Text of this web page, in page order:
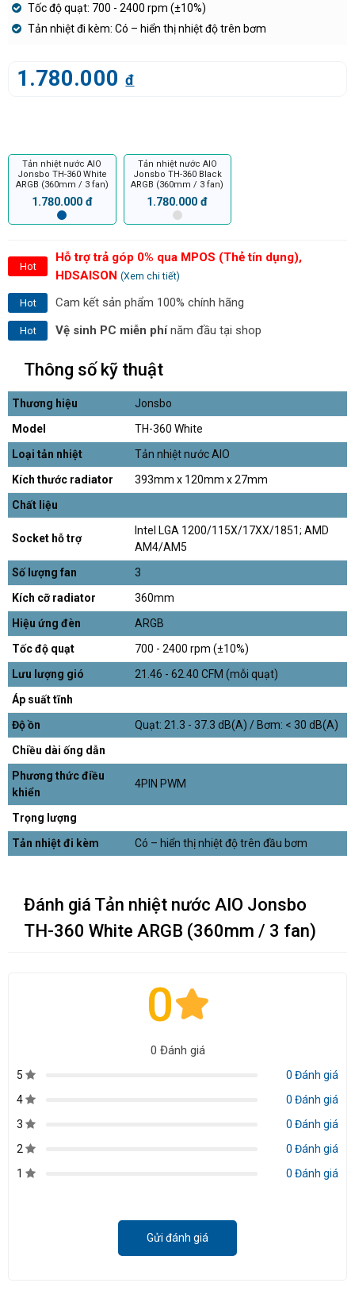
Tốc độ quạt: 700 - 2400 rpm (±10%)
Tản nhiệt đi kèm: Có – hiển thị nhiệt độ trên bơm
1.780.000 đ
Tản nhiệt nước AIO
Jonsbo TH-360 White
ARGB (360mm / 3 fan)
1.780.000 đ
Tản nhiệt nước AIO
Jonsbo TH-360 Black
ARGB (360mm / 3 fan)
1.780.000 đ
Hot
Hỗ trợ trả góp 0% qua MPOS (Thẻ tín dụng),
HDSAISON (Xem chi tiết)
Hot Cam kết sản phẩm 100% chính hãng
Hot Vệ sinh PC miễn phínăm đầu tại shop
Thông số kỹ thuật
Thương hiệu
Jonsbo
Model
TH-360 White
Loại tản nhiệt
Tản nhiệt nước AIO
Kích thước radiator
393mm x 120mm x 27mm
Chất liệu
Socket hỗ trợ
Intel LGA 1200/115X/17XX/1851; AMD
AM4/AM5
Số lượng fan
3
Kích cỡ radiator
360mm
Hiệu ứng đèn
ARGB
Tốc độ quạt
700 - 2400 rpm (±10%)
Lưu lượng gió
21.46 - 62.40 CFM (mỗi quạt)
Áp suất tĩnh
Độ ồn
Quạt: 21.3 - 37.3 dB(A) / Bơm: < 30 dB(A)
Chiều dài ống dẫn
Phương thức điều
khiển
4PIN PWM
Trọng lượng
Tản nhiệt đi kèm
Có – hiển thị nhiệt độ trên đầu bơm
Đánh giá Tản nhiệt nước AIO Jonsbo
TH-360 White ARGB (360mm / 3 fan)
0
0 Đánh giá
5
0 Đánh giá
4
0 Đánh giá
3
0 Đánh giá
2
0 Đánh giá
1
0 Đánh giá
Gửi đánh giá